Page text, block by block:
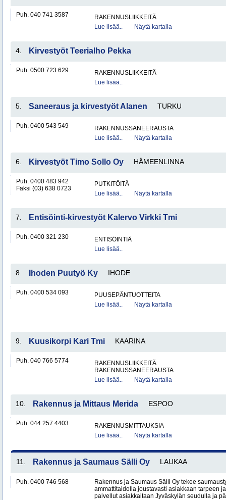
Puh. 040 741 3587
RAKENNUSLIIKKEITÄ
Lue lisää..
Näytä kartalla
4. Kirvestyöt Teerialho Pekka
Puh. 0500 723 629
RAKENNUSLIIKKEITÄ
Lue lisää..
5. Saneeraus ja kirvestyöt Alanen TURKU
Puh. 0400 543 549
RAKENNUSSANEERAUSTA
Lue lisää..
Näytä kartalla
6. Kirvestyöt Timo Sollo Oy HÄMEENLINNA
Puh. 0400 483 942
Faksi (03) 638 0723
PUTKITÖITÄ
Lue lisää..
Näytä kartalla
7. Entisöinti-kirvestyöt Kalervo Virkki Tmi
Puh. 0400 321 230
ENTISÖINTIÄ
Lue lisää..
8. Ihoden Puutyö Ky IHODE
Puh. 0400 534 093
PUUSEPÄNTUOTTEITA
Lue lisää..
Näytä kartalla
9. Kuusikorpi Kari Tmi KAARINA
Puh. 040 766 5774
RAKENNUSLIIKKEITÄ
RAKENNUSSANEERAUSTA
Lue lisää..
Näytä kartalla
10. Rakennus ja Mittaus Merida ESPOO
Puh. 044 257 4403
RAKENNUSMITTAUKSIA
Lue lisää..
Näytä kartalla
11. Rakennus ja Saumaus Sälli Oy LAUKAA
Puh. 0400 746 568
Rakennus ja Saumaus Sälli Oy tekee
ammattitaidolla joustavasti asiakkaan tarpeen
palvellut asiakkaitaan Jyväskylän seudulla ja